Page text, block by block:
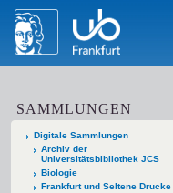
SAMMLUNGEN
Digitale Sammlungen
Archiv der
Universitätsbibliothek JCS
Biologie
Frankfurt und Seltene Drucke